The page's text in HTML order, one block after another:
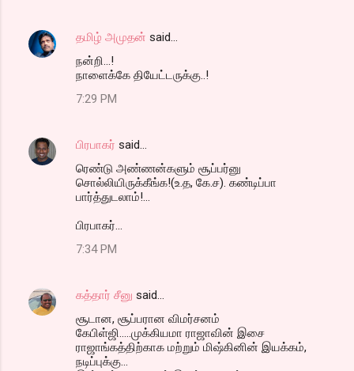
தமிழ் அமுதன் said…
நன்றி...!
நாளைக்கே தியேட்டருக்கு..!
7:29 PM
பிரபாகர் said…
ரெண்டு அண்ணன்களும் சூப்பர்னு
சொல்லியிருக்கீங்க!(உ.த, கே.ச). கண்டிப்பா
பார்த்துடலாம்!...
பிரபாகர்...
7:34 PM
கத்தார் சீனு said…
சூடான, சூப்பரான விமர்சனம்
கேபிள்ஜி.....முக்கியமா ராஜாவின் இசை
ராஜாங்கத்திற்காக மற்றும் மிஷ்கினின் இயக்கம்,
நடிப்புக்கு...